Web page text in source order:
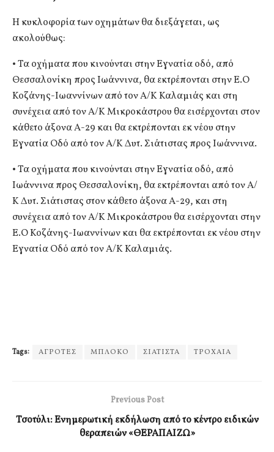
Η κυκλοφορία των οχημάτων θα διεξάγεται, ως
ακολούθως:
• Τα οχήματα που κινούνται στην Εγνατία οδό, από
Θεσσαλονίκη προς Ιωάννινα, θα εκτρέπονται στην Ε.Ο
Κοζάνης-Ιωαννίνων από τον Α/Κ Καλαμιάς και στη
συνέχεια από τον Α/Κ Μικροκάστρου θα εισέρχονται στον
κάθετο άξονα Α-29 και θα εκτρέπονται εκ νέου στην
Εγνατία Οδό από τον Α/Κ Δυτ. Σιάτιστας προς Ιωάννινα.
• Τα οχήματα που κινούνται στην Εγνατία οδό, από
Ιωάννινα προς Θεσσαλονίκη, θα εκτρέπονται από τον Α/
Κ Δυτ. Σιάτιστας στον κάθετο άξονα Α-29, και στη
συνέχεια από τον Α/Κ Μικροκάστρου θα εισέρχονται στην
Ε.Ο Κοζάνης-Ιωαννίνων και θα εκτρέπονται εκ νέου στην
Εγνατία Οδό από τον Α/Κ Καλαμιάς.
Tags: ΑΓΡΟΤΕΣ ΜΠΛΟΚΟ ΣΙΑΤΙΣΤΑ ΤΡΟΧΑΙΑ
Previous Post
Τσοτύλι: Ενημερωτική εκδήλωση από το κέντρο ειδικών
θεραπειών «ΘΕΡΑΠΑΙΖΩ»